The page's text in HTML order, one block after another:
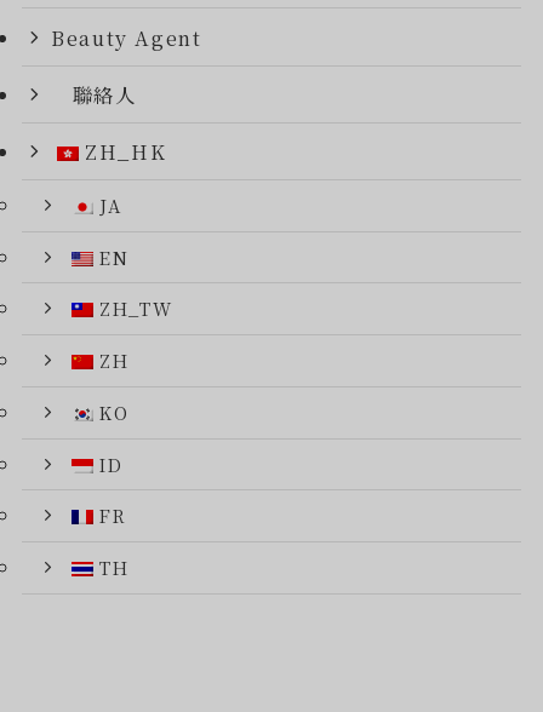
Beauty Agent
聯絡人
ZH_HK
JA
EN
ZH_TW
ZH
KO
ID
FR
TH